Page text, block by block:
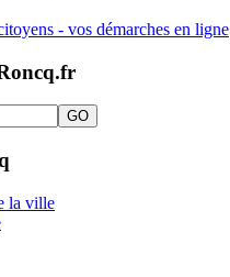
- vos démarches en ligne
la ville